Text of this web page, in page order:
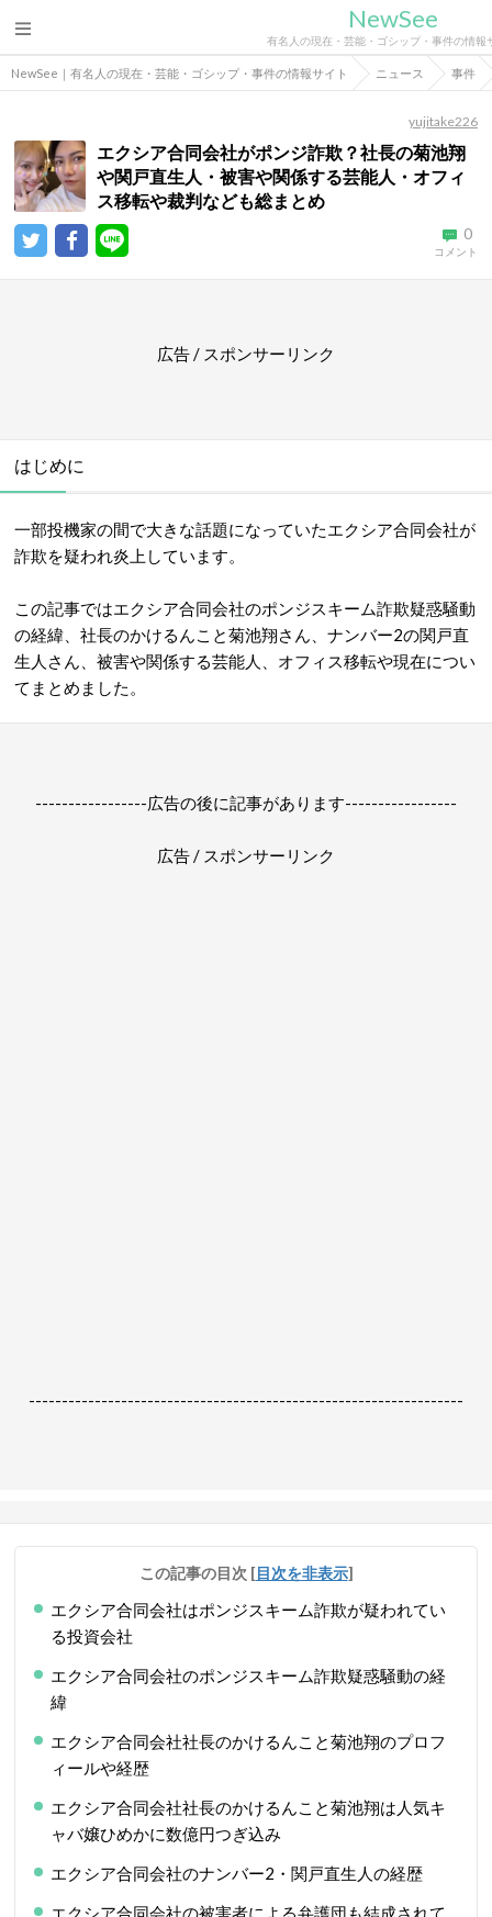
NewSee
有名人の現在・芸能・ゴシップ・事件の情報
NewSee｜有名人の現在・芸能・ゴシップ・事件の情報サイト ニュース 事件
yujitake226
エクシア合同会社がポンジ詐欺？社長の菊池翔
や関戸直生人・被害や関係する芸能人・オフィ
ス移転や裁判なども総まとめ
0
コメント
広告 / スポンサーリンク
はじめに
一部投機家の間で大きな話題になっていたエクシア合同会社が
詐欺を疑われ炎上しています。
この記事ではエクシア合同会社のポンジスキーム詐欺疑惑騒動
の経緯、社長のかけるんこと菊池翔さん、ナンバー2の関戸直
生人さん、被害や関係する芸能人、オフィス移転や現在につい
てまとめました。
-----------------広告の後に記事があります-----------------
広告 / スポンサーリンク
------------------------------------------------------------------
この記事の目次 [目次を非表示]
エクシア合同会社はポンジスキーム詐欺が疑われてい
る投資会社
エクシア合同会社のポンジスキーム詐欺疑惑騒動の経
緯
エクシア合同会社社長のかけるんこと菊池翔のプロフ
ィールや経歴
エクシア合同会社社長のかけるんこと菊池翔は人気キ
ャバ嬢ひめかに数億円つぎ込み
エクシア合同会社のナンバー2・関戸直生人の経歴
エクシア合同会社の被害者による弁護団も結成されて